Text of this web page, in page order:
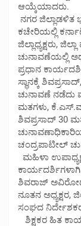
ಆಯ್ಕೆಯಾದರು.
ನಗರ ಜಿಲ್ಲಾಡಳಿತ
ಕಚೇರಿಯಲ್ಲಿ
ಜಿಲ್ಲಾಧ್ಯಕ್ಷರು,
ಚುನಾವಣೆಯಲ್ಲಿ
ಪ್ರಧಾನ
ಸ್ಥಾನಕ್ಕೆ
ಚುನಾವಣೆ ನಡೆದು
ಮತಗಳು,
ಶಿವಪ್ರಸಾದ್ 30
ಚಂದ್ರಪಾಟೀಲ್
ಮಹಿಳಾ
ಶಿವರಾಜ್
ನೂತನ ಅಧ್ಯಕ್ಷರ,
ಸಂಘದ
ಶಿಕ್ಷಕರ ಹಿತ